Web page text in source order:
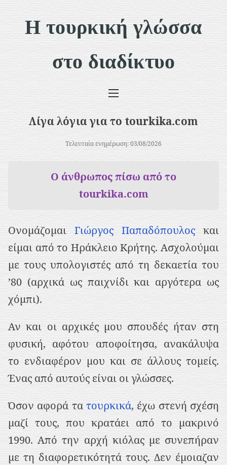
Μ
Η τουρκική γλώσσα
στο διαδίκτυο
Λίγα λόγια για το tourkika.com
Τελευταία ενημέρωση: 03/08/2026
Ο άνθρωπος πίσω από το
tourkika.com
Ονομάζομαι Γιώργος Παπαδόπουλος και
είμαι από το Ηράκλειο Κρήτης. Ασχολούμαι
με τους υπολογιστές από τη δεκαετία του
’80 (αρχικά ως παιχνίδι και αργότερα ως
χόμπι).
Αν και οι αρχικές μου σπουδές ήταν στη
φυσική, αφότου αποφοίτησα, ανακάλυψα
το ενδιαφέρον μου και σε άλλους τομείς.
Ένας από αυτούς είναι οι γλώσσες.
Όσον αφορά τα τουρκικά, έχω στενή σχέση
μαζί τους, που κρατάει από το μακρινό
1990. Από την αρχή κιόλας με συνεπήραν
με τη διαφορετικότητά τους. Δεν έμοιαζαν